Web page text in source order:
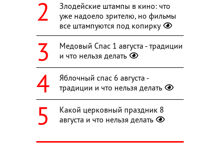
Злодейские штампы в кино: что
уже надоело зрителю, но фильмы
все штампуются под копирку
Медовый Спас 1 августа - традиции
и что нельзя делать
Яблочный спас 6 августа -
традиции и что нельзя делать
Какой церковный праздник 8
августа и что нельзя делать